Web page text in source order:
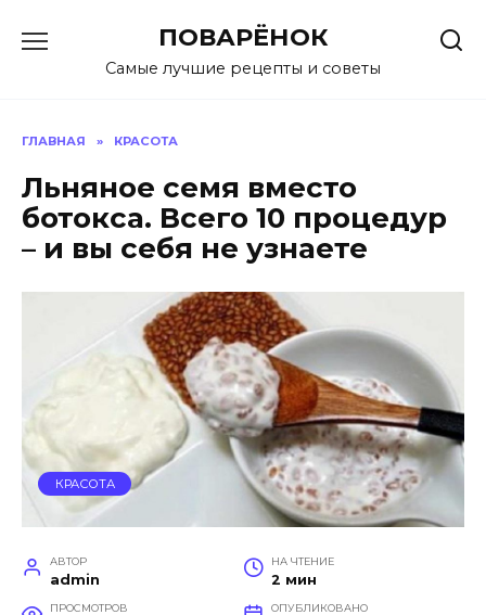
содержанию
ПОВАРЁНОК
Самые лучшие рецепты и советы
ГЛАВНАЯ » КРАСОТА
Льняное семя вместо
ботокса. Всего 10 процедур
– и вы себя не узнаете
КРАСОТА
АВТОР
admin
НА ЧТЕНИЕ
2 мин
ПРОСМОТРОВ ОПУБЛИКОВАНО